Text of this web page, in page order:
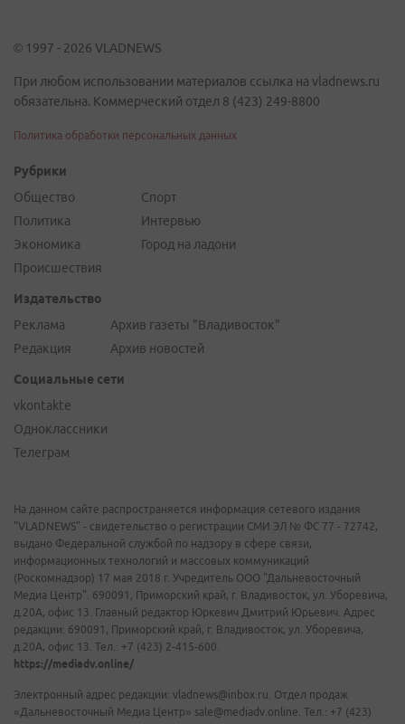
© 1997 - 2026 VLADNEWS
При любом использовании материалов ссылка на vladnews.ru
обязательна. Коммерческий отдел 8 (423) 249-8800
Политика обработки персональных данных
Рубрики
Общество
Политика
Экономика
Происшествия
Спорт
Интервью
Город на ладони
Издательство
Реклама
Редакция
Архив газеты "Владивосток"
Архив новостей
Социальные сети
vkontakte
Одноклассники
Телеграм
На данном сайте распространяется информация сетевого издания
"VLADNEWS" - свидетельство о регистрации СМИ ЭЛ № ФС 77 - 72742,
выдано Федеральной службой по надзору в сфере связи,
информационных технологий и массовых коммуникаций
(Роскомнадзор) 17 мая 2018 г. Учредитель ООО "Дальневосточный
Медиа Центр". 690091, Приморский край, г. Владивосток, ул. Уборевича,
д.20А, офис 13. Главный редактор Юркевич Дмитрий Юрьевич. Адрес
редакции: 690091, Приморский край, г. Владивосток, ул. Уборевича,
д.20А, офис 13. Тел.: +7 (423) 2-415-600.
https://mediadv.online/
Электронный адрес редакции: vladnews@inbox.ru. Отдел продаж
«Дальневосточный Медиа Центр» sale@mediadv.online. Тел.: +7 (423)